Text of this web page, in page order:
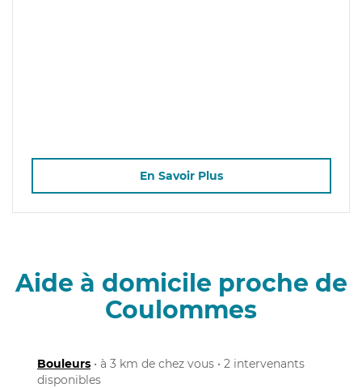
En Savoir Plus
Aide à domicile proche de
Coulommes
Bouleurs • à 3 km de chez vous • 2 intervenants
disponibles